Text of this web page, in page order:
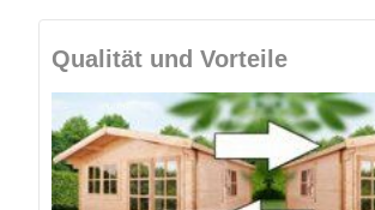
Qualität und Vorteile